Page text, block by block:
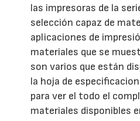
las impresoras de la
selección capaz de
aplicaciones de
materiales que se
son varios que están
la hoja de
para ver el todo el
materiales disponibles